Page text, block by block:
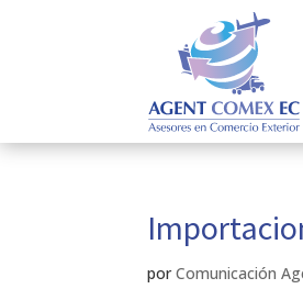
porComunicación